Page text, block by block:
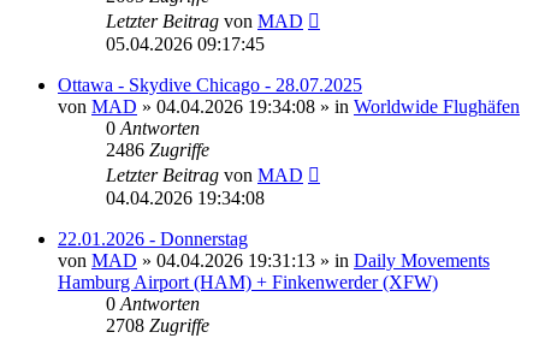
Letzter Beitrag von MAD
05.04.2026 09:17:45
Ottawa - Skydive Chicago - 28.07.2025
von MAD » 04.04.2026 19:34:08 » in Worldwide Flughäfen
0 Antworten
2486 Zugriffe
Letzter Beitrag von MAD
04.04.2026 19:34:08
22.01.2026 - Donnerstag
von MAD » 04.04.2026 19:31:13 » in Daily Movements
Hamburg Airport (HAM) + Finkenwerder (XFW)
0 Antworten
2708 Zugriffe